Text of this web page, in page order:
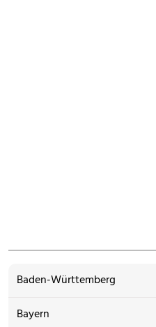
Baden-Württemberg
Bayern